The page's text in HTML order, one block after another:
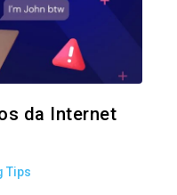
da Internet
Tips